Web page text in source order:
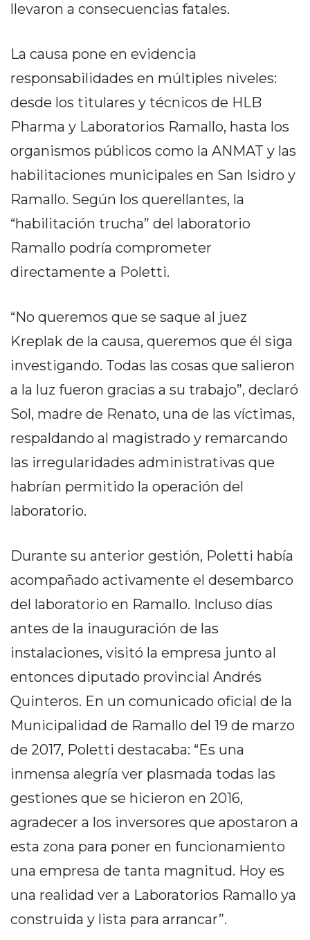
PRIVACIDAD
DEL
TAPA
DEL
REPORTERO
DIARIO
DEPORTIVO
GRUPO
MEDIOS
PUBLICITÁ
NORTE
HOY
HORA
CLAVE
NOTICIAS
ROJAS
VIRTUAL
NOTICIAS
DE
Y
CAMPANA
NOTICIAS
ZÁRATE
NOTICIAS
DE
DE
LA
(BUENOS
AIRES)
llevaron a consecuencias fatales.
La causa pone en evidencia
responsabilidades en múltiples niveles:
desde los titulares y técnicos de HLB
Pharma y Laboratorios Ramallo, hasta los
organismos públicos como la ANMAT y las
habilitaciones municipales en San Isidro y
Ramallo. Según los querellantes, la
“habilitación trucha” del laboratorio
Ramallo podría comprometer
directamente a Poletti.
“No queremos que se saque al juez
Kreplak de la causa, queremos que él siga
investigando. Todas las cosas que salieron
a la luz fueron gracias a su trabajo”, declaró
Sol, madre de Renato, una de las víctimas,
respaldando al magistrado y remarcando
las irregularidades administrativas que
habrían permitido la operación del
laboratorio.
Durante su anterior gestión, Poletti había
acompañado activamente el desembarco
del laboratorio en Ramallo. Incluso días
antes de la inauguración de las
instalaciones, visitó la empresa junto al
entonces diputado provincial Andrés
Quinteros. En un comunicado oficial de la
Municipalidad de Ramallo del 19 de marzo
de 2017, Poletti destacaba: “Es una
inmensa alegría ver plasmada todas las
gestiones que se hicieron en 2016,
agradecer a los inversores que apostaron a
esta zona para poner en funcionamiento
una empresa de tanta magnitud. Hoy es
una realidad ver a Laboratorios Ramallo ya
construida y lista para arrancar”.